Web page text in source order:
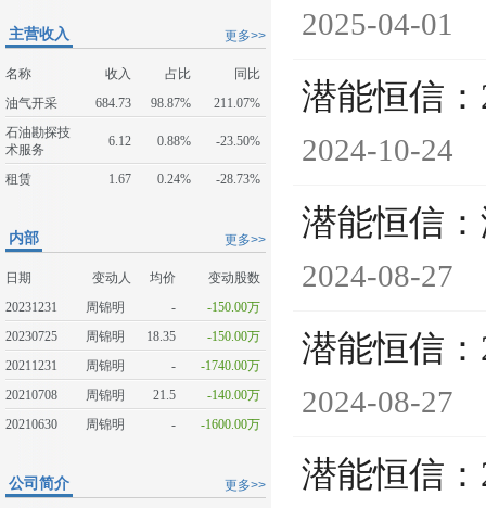
更多>>
主营收入
名称 收入 占比
同比
油气开采
684.73 98.87%
211.07%
石油勘探技
术服务
6.12 0.88% -23.50%
租赁 1.67 0.24% -28.73%
更多>>
内部
日期 变动人 均价
变动股数
20231231
周锦明 -
-150.00万
20230725
周锦明 18.35
-150.00万
20211231
周锦明 -
-1740.00万
20210708
周锦明 21.5
-140.00万
20210630
周锦明 - -1600.00万
更多>>
公司简介
2025-04-01
潜能恒信
2024-10-24
潜能恒信
2024-08-27
潜能恒信
2024-08-27
潜能恒信